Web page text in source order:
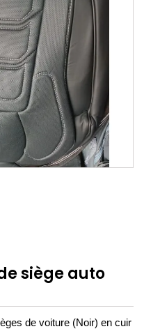
siège auto
de voiture (Noir) en cuir